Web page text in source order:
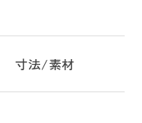
寸法/素材